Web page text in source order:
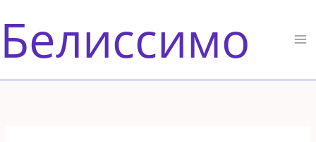
к
содержимому
Белиссимо